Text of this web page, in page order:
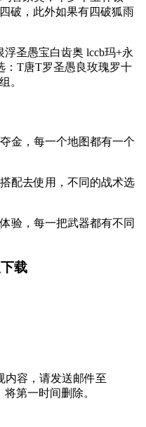
破，此外如果有四破狐雨
圣愚宝白齿奥 lccb玛+永
：T唐T罗圣愚良玫瑰罗十
。
金，每一个地图都有一个
配去使用，不同的战术选
验，每一把武器都有不同
载
内容，请发送邮件至
第一时间删除。